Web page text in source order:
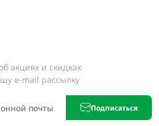
акциях и скидках
e-mail рассылку
Подписаться